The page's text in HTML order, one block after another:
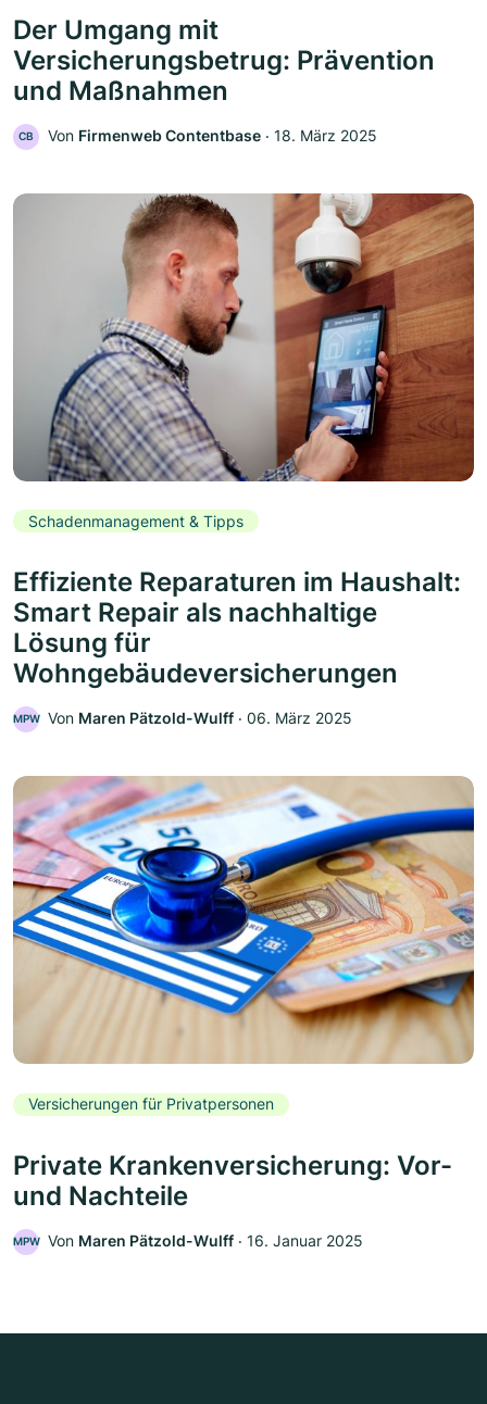
Der Umgang mit
Versicherungsbetrug: Prävention
und Maßnahmen
CB Von Firmenweb Contentbase ‧ 18. März 2025
Schadenmanagement & Tipps
Effiziente Reparaturen im Haushalt:
Smart Repair als nachhaltige
Lösung für
Wohngebäudeversicherungen
MPW Von Maren Pätzold-Wulff ‧ 06. März 2025
Versicherungen für Privatpersonen
Private Krankenversicherung: Vor-
und Nachteile
MPW Von Maren Pätzold-Wulff ‧ 16. Januar 2025